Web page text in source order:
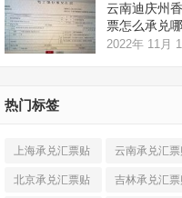
云南迪庆州
票怎么承兑
2022年 11月
热门标签
上海承兑汇票贴
现(520)
云南承兑汇
现(324)
北京承兑汇票贴
吉林承兑汇